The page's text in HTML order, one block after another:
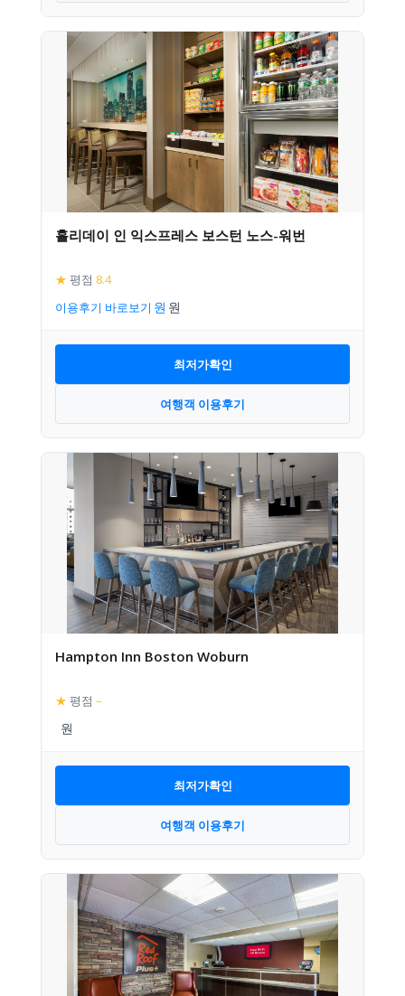
홀리데이 인 익스프레스 보스턴 노스-워번
★ 평점 8.4
이용후기 바로보기
최저가확인
여행객 이용후기
Hampton Inn Boston Woburn
★ 평점 –
최저가확인
여행객 이용후기